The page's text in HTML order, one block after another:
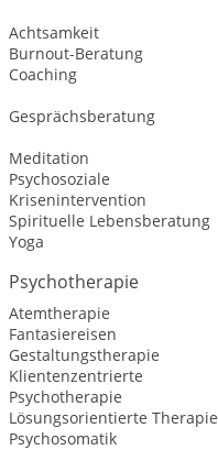
Achtsamkeit
Burnout-Beratung
Coaching
Gesprächsberatung
Meditation
Psychosoziale
Krisenintervention
Spirituelle Lebensberatung
Yoga
Psychotherapie
Atemtherapie
Fantasiereisen
Gestaltungstherapie
Klientenzentrierte
Psychotherapie
Lösungsorientierte Therapie
Psychosomatik